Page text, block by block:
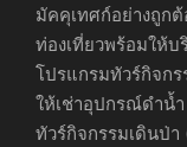
มัคคุเทศก์อย่างถูก
ท่องเที่ยวพร้อมให้
โปรแกรมทัวร์กิจก
ให้เช่าอุปกรณ์ดำน้
ทัวร์กิจกรรมเดินป่